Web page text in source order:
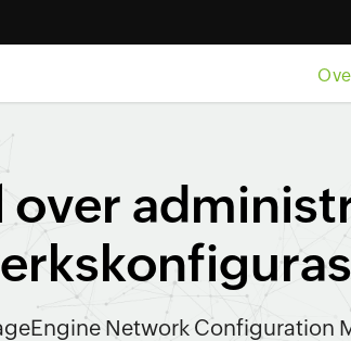
over
Network Configuration